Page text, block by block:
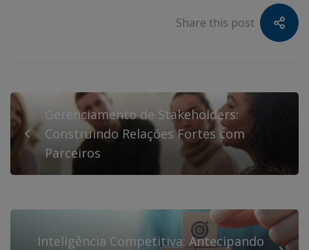
Share this post
Gerenciamento de Stakeholders:
Construindo Relações Fortes com
Parceiros
Inteligência Competitiva: Antecipando